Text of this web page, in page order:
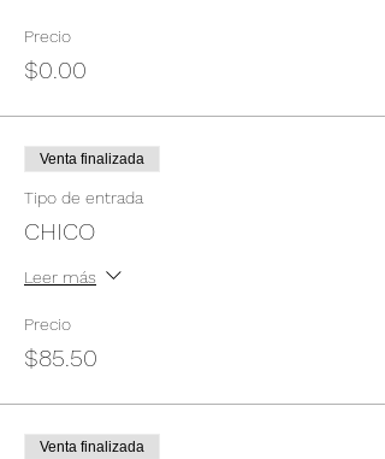
Precio
$0.00
Venta finalizada
Tipo de entrada
CHICO
Leer más
Precio
$85.50
Venta finalizada